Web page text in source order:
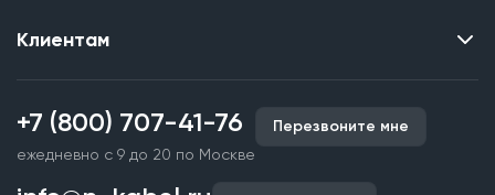
Контакты
Наши объекты
Партнерство
Документы и реквизиты
Клиентам
Производство кабельной продукции
Срочное изготовление
+7 (800) 707-41-76
ежедневно с 9 до 20 по Москве
Перезвоните мне